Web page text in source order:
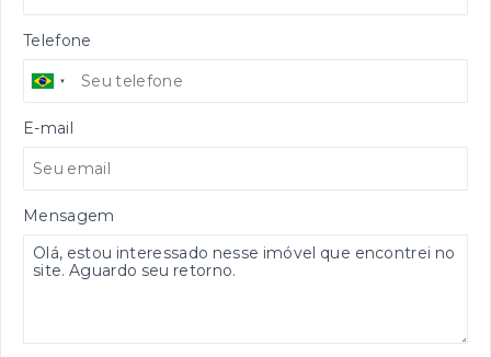
Telefone
E-mail
Mensagem